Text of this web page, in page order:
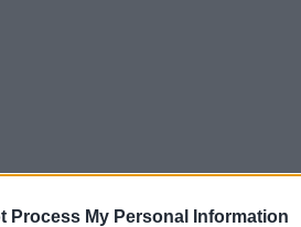
Process My Personal Information